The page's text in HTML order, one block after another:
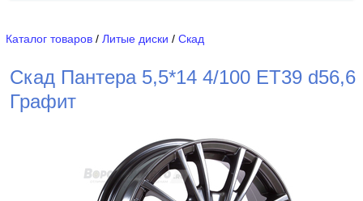
Каталог товаров / Литые диски / Скад
Скад Пантера 5,5*14 4/100 ET39 d56,6
Графит